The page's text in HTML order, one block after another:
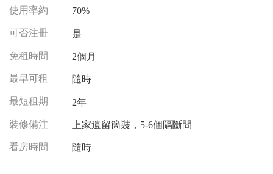
使用率約 70%
可否注冊 是
免租時間 2個月
最早可租 隨時
最短租期 2年
裝修備注 上家遺留簡裝，5-6個隔斷間
看房時間 隨時